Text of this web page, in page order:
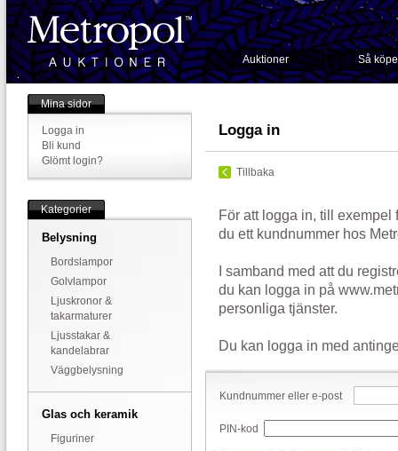
Auktioner Så
Mina sidor
Logga in
Bli kund
Glömt login?
Kategorier
Belysning
Bordslampor
Golvlampor
Ljuskronor &
takarmaturer
Ljusstakar &
kandelabrar
Väggbelysning
Glas och keramik
Figuriner
Logga in
Tillbaka
För att logga in, till exempel
du ett kundnummer hos
I samband med att du
du kan logga in på
personliga tjänster.
Du kan logga in med
Kundnummer eller e-post
PIN-kod